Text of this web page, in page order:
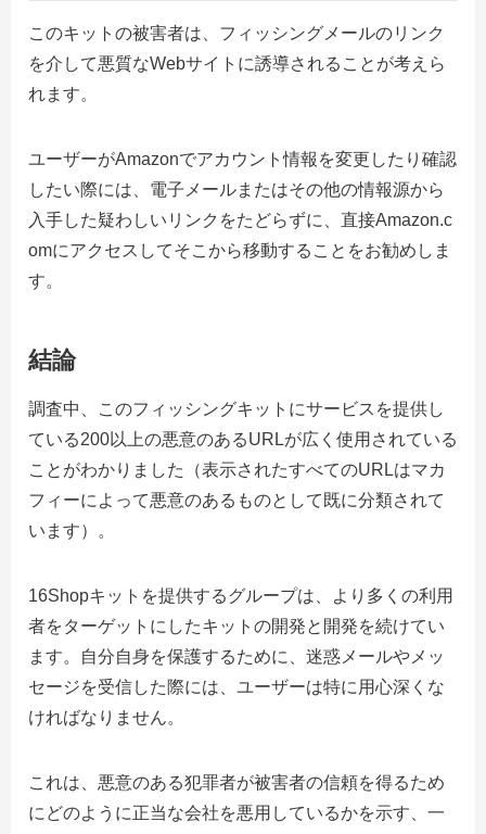
このキットの被害者は、フィッシングメールのリンク
を介して悪質なWebサイトに誘導されることが考えら
れます。
ユーザーがAmazonでアカウント情報を変更したり確認
したい際には、電子メールまたはその他の情報源から
入手した疑わしいリンクをたどらずに、直接Amazon.c
omにアクセスしてそこから移動することをお勧めしま
す。
結論
調査中、このフィッシングキットにサービスを提供し
ている200以上の悪意のあるURLが広く使用されている
ことがわかりました（表示されたすべてのURLはマカ
フィーによって悪意のあるものとして既に分類されて
います）。
16Shopキットを提供するグループは、より多くの利用
者をターゲットにしたキットの開発と開発を続けてい
ます。自分自身を保護するために、迷惑メールやメッ
セージを受信した際には、ユーザーは特に用心深くな
ければなりません。
これは、悪意のある犯罪者が被害者の信頼を得るため
にどのように正当な会社を悪用しているかを示す、一